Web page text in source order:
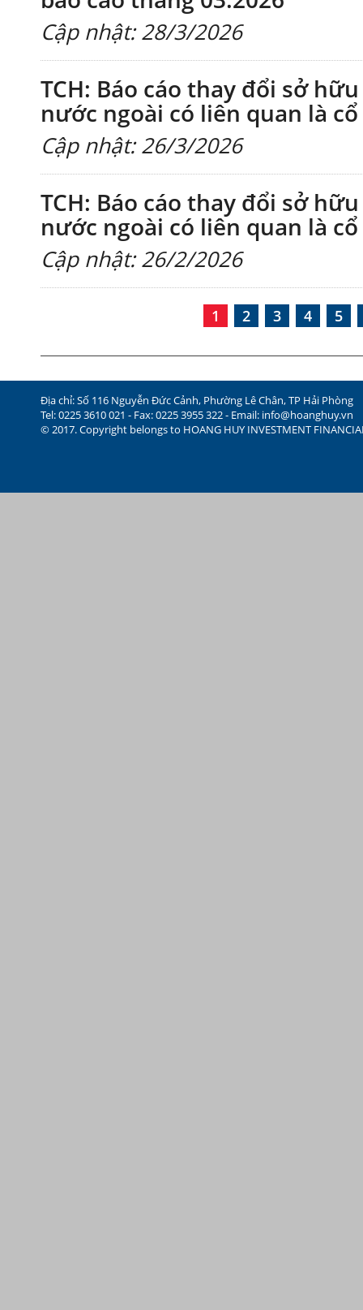
Cập nhật: 28/3/2026
TCH: Báo cáo thay đổi sở
nước ngoài có liên quan là
Cập nhật: 26/3/2026
TCH: Báo cáo thay đổi sở
nước ngoài có liên quan là
Cập nhật: 26/2/2026
1 2 3 4 5
Địa chỉ: Số 116 Nguyễn Đức Cảnh, Phường Lê Chân, TP Hải Phòng
Tel: 0225 3610 021 - Fax: 0225 3955 322 - Email: info@hoanghuy.vn
© 2017. Copyright belongs to HOANG HUY INVESTMENT FINANCIAL